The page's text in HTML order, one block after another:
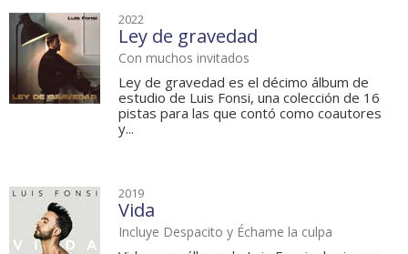
2022
Ley de gravedad
Con muchos invitados
Ley de gravedad es el décimo álbum de
estudio de Luis Fonsi, una colección de 16
pistas para las que contó como coautores
y...
2019
Vida
Incluye Despacito y Échame la culpa